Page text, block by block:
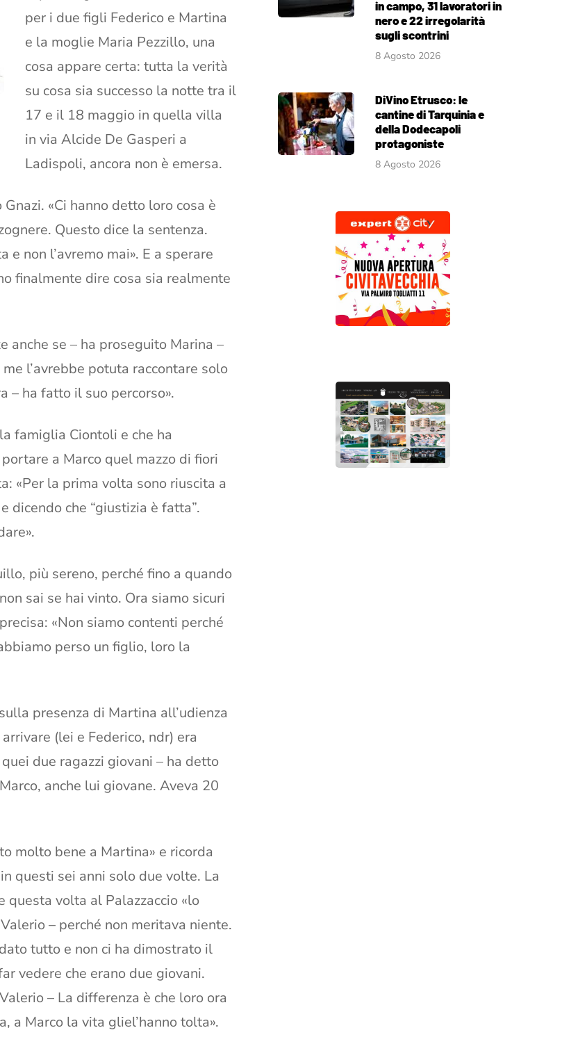
per i due figli Federico e Martina
e la moglie Maria Pezzillo, una
cosa appare certa: tutta la verità
su cosa sia successo la notte tra il
17 e il 18 maggio in quella villa
in via Alcide De Gasperi a
Ladispoli, ancora non è emersa.
«Ci hanno detto loro cosa è
Questo dice la sentenza.
non l’avremo mai». E a sperare
finalmente dire cosa sia realmente
anche se – ha proseguito Marina –
l’avrebbe potuta raccontare solo
– ha fatto il suo percorso».
famiglia Ciontoli e che ha
a Marco quel mazzo di fiori
«Per la prima volta sono riuscita a
dicendo che “giustizia è fatta”.
più sereno, perché fino a quando
sai se hai vinto. Ora siamo sicuri
«Non siamo contenti perché
perso un figlio, loro la
presenza di Martina all’udienza
(lei e Federico, ndr) era
due ragazzi giovani – ha detto
anche lui giovane. Aveva 20
molto bene a Martina» e ricorda
questi sei anni solo due volte. La
questa volta al Palazzaccio «lo
– perché non meritava niente.
tutto e non ci ha dimostrato il
vedere che erano due giovani.
– La differenza è che loro ora
a Marco la vita gliel’hanno tolta».
in campo, 31 lavoratori in
nero e 22 irregolarità
sugli scontrini
8 Agosto 2026
DiVino Etrusco: le
cantine di Tarquinia e
della Dodecapoli
protagoniste
8 Agosto 2026